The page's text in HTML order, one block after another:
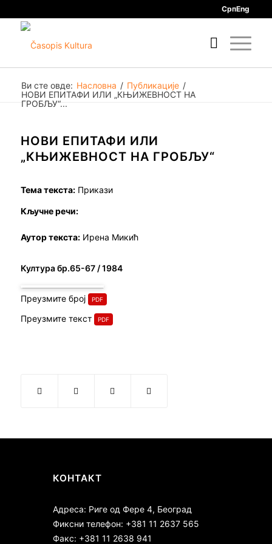
СрпEng
Ви сте овде: Насловна / Публикације /
НОВИ ЕПИТАФИ ИЛИ „КЊИЖЕВНОСТ НА
ГРОБЉУ“...
НОВИ ЕПИТАФИ ИЛИ
„КЊИЖЕВНОСТ НА ГРОБЉУ“
Тема текста:Прикази
Кључне речи:
Аутор текста:Ирена Микић
Култура бр.65-67 / 1984
Преузмите број
Преузмите текст
КОНТАКТ
Адреса: Риге од Фере 4, Београд
Фиксни телефон: +381 11 2637 565
Факс: +381 11 2638 941